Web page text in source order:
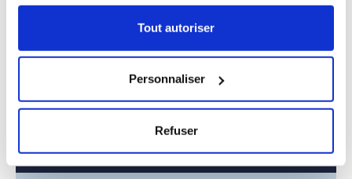
Tout autoriser
Personnaliser
Refuser
avantages
investissement en LMNP dans le
Un achat dans le neuf en VEFA
réaliser des économies